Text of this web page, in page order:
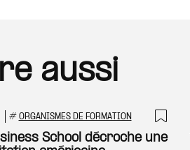
aussi
# ORGANISMES DE FORMATION
School décroche une